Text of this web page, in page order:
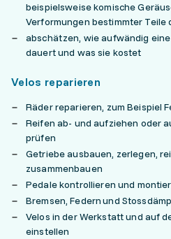
beispielsweise komische
Verformungen bestimmter Teile
abschätzen, wie aufwändig
dauert und was sie kostet
Velos reparieren
Räder reparieren, zum Beispiel
Reifen ab- und aufziehen oder
prüfen
Getriebe ausbauen, zerlegen,
zusammenbauen
Pedale kontrollieren und
Bremsen, Federn und
Velos in der Werkstatt und auf
einstellen